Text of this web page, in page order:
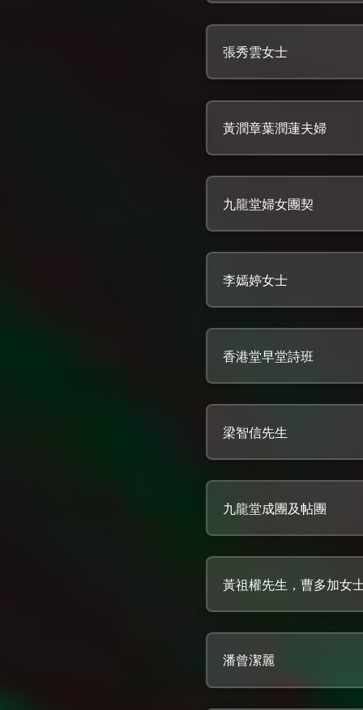
張秀雲女士
黃潤章葉潤蓮夫婦
九龍堂婦女團契
李嫣婷女士
香港堂早堂詩班
梁智信先生
九龍堂成團及帖團
黃祖權先生，曹多加女
潘曾潔麗